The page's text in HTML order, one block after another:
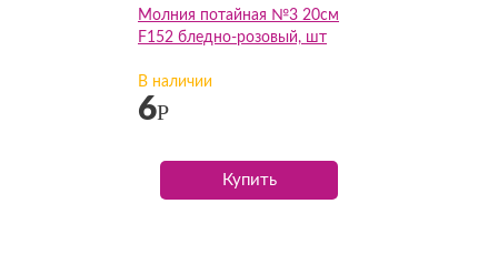
Молния потайная №3 20см
F152 бледно-розовый, шт
В наличии
6Р
Купить